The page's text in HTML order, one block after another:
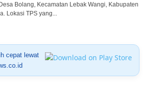
Bolang, Kecamatan Lebak Wangi, Kabupaten
Lokasi TPS yang...
cepat lewat